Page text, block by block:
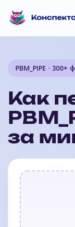
PBM_PIPE ·
Как
за